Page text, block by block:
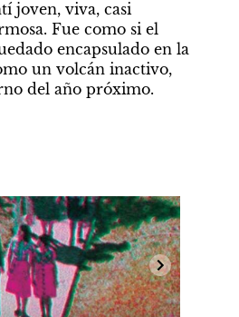
joven, viva, casi
Fue como si el
encapsulado en la
un volcán inactivo,
del año próximo.